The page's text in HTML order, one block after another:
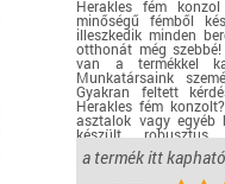
Regisztrálj az
Regisztrálj az
Regisztrálj az
Regisztrálj az
Regisztrálj az
Regisztrálj az
Regisztrálj az
Regisztrálj az
Herakles fém
minőségű fémből
illeszkedik minden
otthonát még
van a termékkel
Munkatársaink
Gyakran feltett
Herakles fém
asztalok vagy egyéb
készült, robusztus
köszönhetően
Dolle Herakles
nagyon egyszerű.
a termék itt